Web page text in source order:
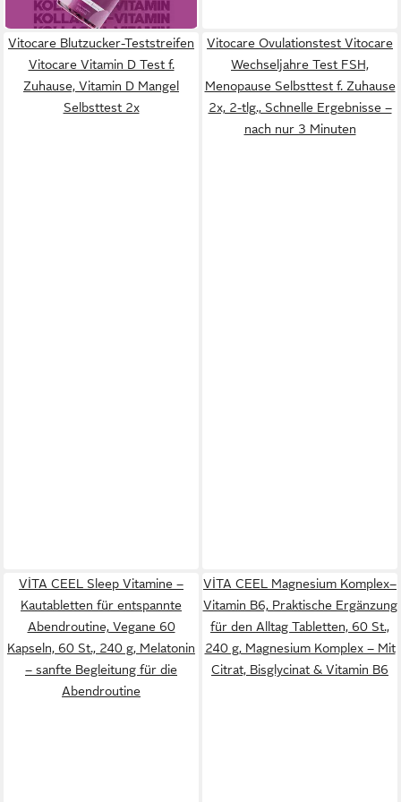
leider ausverkauft
Vitocare Blutzucker-Teststreifen
Vitocare Vitamin D Test f.
Zuhause, Vitamin D Mangel
Selbsttest 2x
Vitocare Ovulationstest Vitocare
Wechseljahre Test FSH,
Menopause Selbsttest f. Zuhause
2x, 2-tlg., Schnelle Ergebnisse –
nach nur 3 Minuten
VİTA CEEL Sleep Vitamine –
Kautabletten für entspannte
Abendroutine, Vegane 60
Kapseln, 60 St., 240 g, Melatonin
– sanfte Begleitung für die
Abendroutine
VİTA CEEL Magnesium Komplex–
Vitamin B6, Praktische Ergänzung
für den Alltag Tabletten, 60 St.,
240 g, Magnesium Komplex – Mit
Citrat, Bisglycinat & Vitamin B6